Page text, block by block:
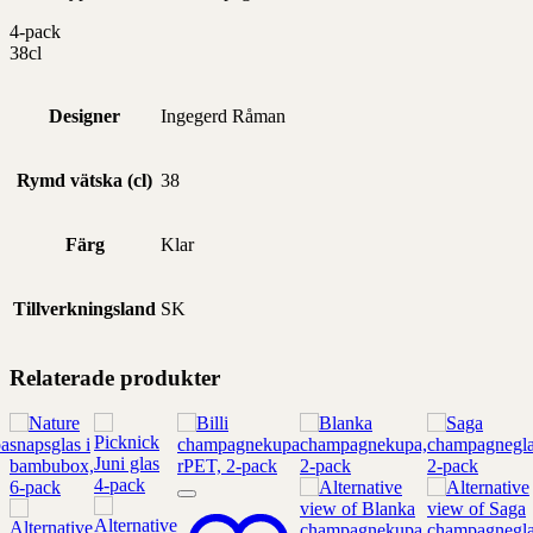
4-pack
38cl
Designer Ingegerd Råman
Rymd vätska (cl) 38
Färg Klar
Tillverkningsland SK
Relaterade produkter